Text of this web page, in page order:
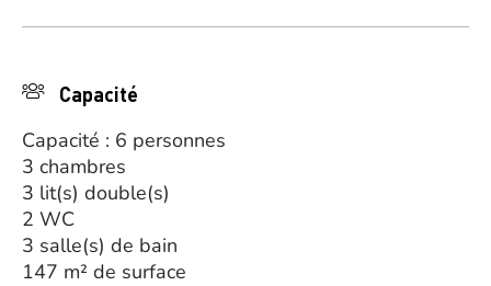
Capacité
Capacité : 6 personnes
3 chambres
3 lit(s) double(s)
2 WC
3 salle(s) de bain
147 m² de surface